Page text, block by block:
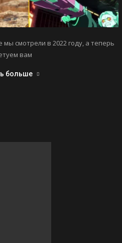
смотрели в 2022 году, а теперь
вам
больше